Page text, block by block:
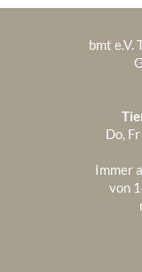
bmt e.V.
Do,
Immer
von